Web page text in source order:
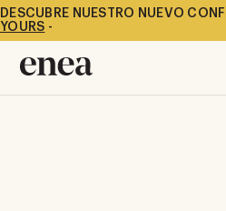
DESCUBRE NUESTRO NUEVO
YOURS -